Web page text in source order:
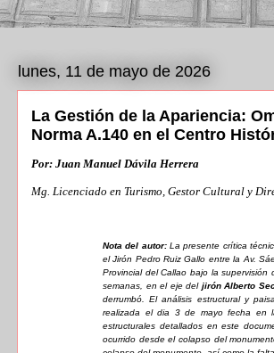
lunes, 11 de mayo de 2026
La Gestión de la Apariencia:
Norma A.140 en el Centro
Por: Juan Manuel Dávila Herrera
Mg. Licenciado en Turismo, Gestor Cultural y
Nota del autor:La presente crítica
el Jirón Pedro Ruiz Gallo entre la Av.
Provincial del Callao bajo la
semanas, en el eje del jirón Alberto
derrumbó. El análisis estructural y
realizada el dia 3 de mayo fecha en
estructurales detallados en este
ocurrido desde el colapso del